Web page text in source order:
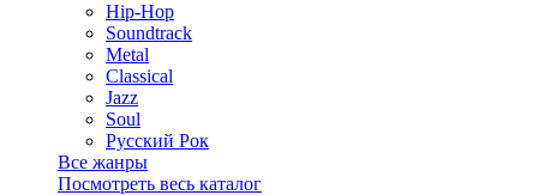
Hip-Hop
Soundtrack
Metal
Classical
Jazz
Soul
Русский Рок
Все жанры
Посмотреть весь каталог